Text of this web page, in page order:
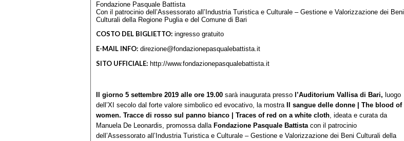
Fondazione Pasquale Battista
Con il patrocinio dell’Assessorato all’Industria Turistica e Culturale – Gestione e Valorizzazione dei Beni
Culturali della Regione Puglia e del Comune di Bari
COSTO DEL BIGLIETTO: ingresso gratuito
E-MAIL INFO: direzione@fondazionepasqualebattista.it
SITO UFFICIALE: http://www.fondazionepasqualebattista.it
Il giorno 5 settembre 2019 alle ore 19.00 sarà inaugurata presso l’Auditorium Vallisa di Bari, luogo
dell’XI secolo dal forte valore simbolico ed evocativo, la mostra
Il sangue delle donne | The blood of
women. Tracce di rosso sul panno bianco | Traces of red on a white cloth , ideata e curata da
Manuela De Leonardis, promossa dalla Fondazione Pasquale Battista con il patrocinio
dell’Assessorato all’Industria Turistica e Culturale – Gestione e Valorizzazione dei Beni Culturali della